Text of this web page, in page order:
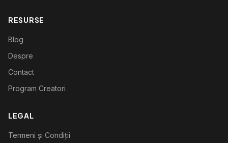
RESURSE
Blog
Despre
Contact
Program Creatori
LEGAL
Termeni și Condiții